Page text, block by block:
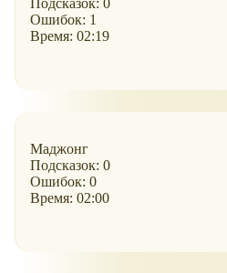
Ошибок: 1
Время: 02:19
Маджонг
Подсказок: 0
Ошибок: 0
Время: 02:00